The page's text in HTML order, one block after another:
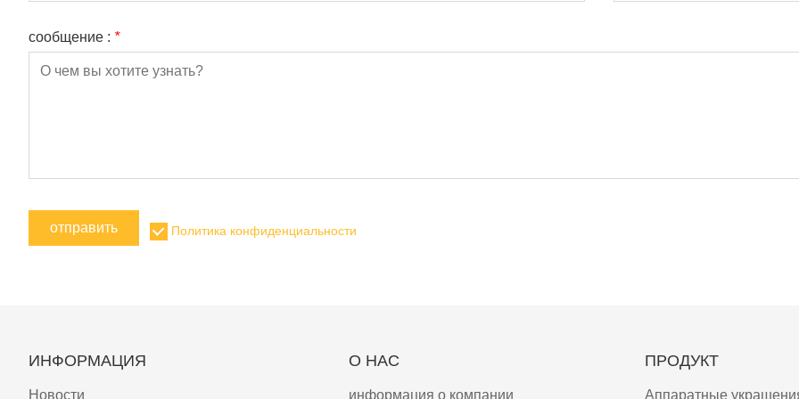
сообщение : *
отправить Политика конфиденциальности
ИНФОРМАЦИЯ
Новости
О НАС
информация о компании
ПРОДУКТ
Аппаратные